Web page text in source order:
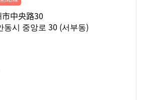
中央路30
동시 중앙로 30 (서부동)